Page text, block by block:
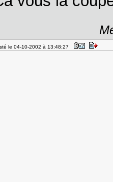
le 04-10-2002 à 13:48:27